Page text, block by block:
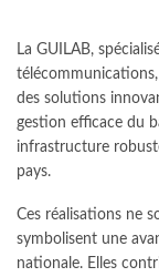
La GUILAB,
des solutions
gestion efficace du
infrastructure
pays.
Ces réalisations ne
symbolisent une
nationale. Elles